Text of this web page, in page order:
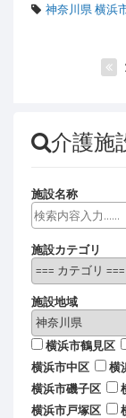
神奈川県 横浜
介護施
施設名称
施設カテゴリ
施設地域
横浜市鶴見区
横浜市中区
横
横浜市磯子区
横浜市戸塚区